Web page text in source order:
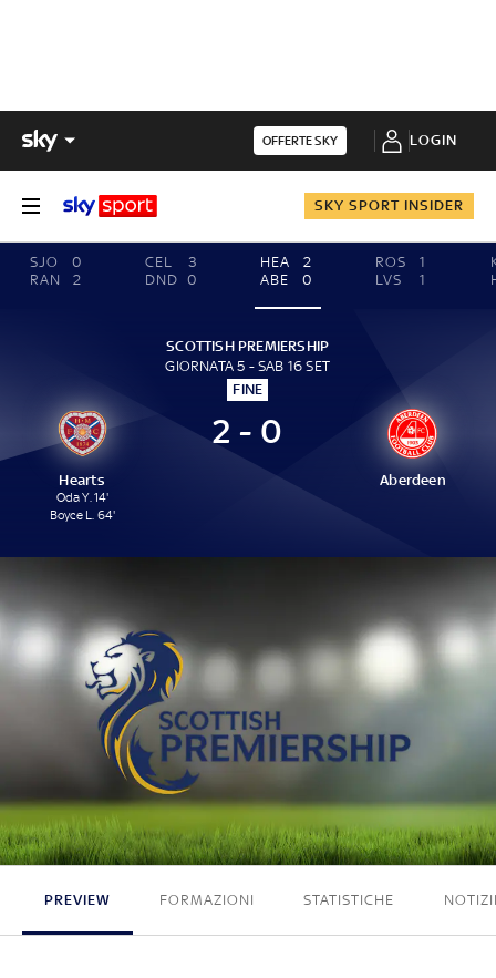
OFFERTE SKY LOGIN
SKY SPORT INSIDER
SJO
0
RAN
2
CEL
3
DND 0
HEA
2
ABE
0
ROS
1
LVS
1
SCOTTISH PREMIERSHIP
GIORNATA 5 - SAB 16 SET
FINE
Hearts
Oda Y. 14'
Boyce L. 64'
2 - 0
Aberdeen
2 - 0
PREVIEW FORMAZIONI STATISTICHE